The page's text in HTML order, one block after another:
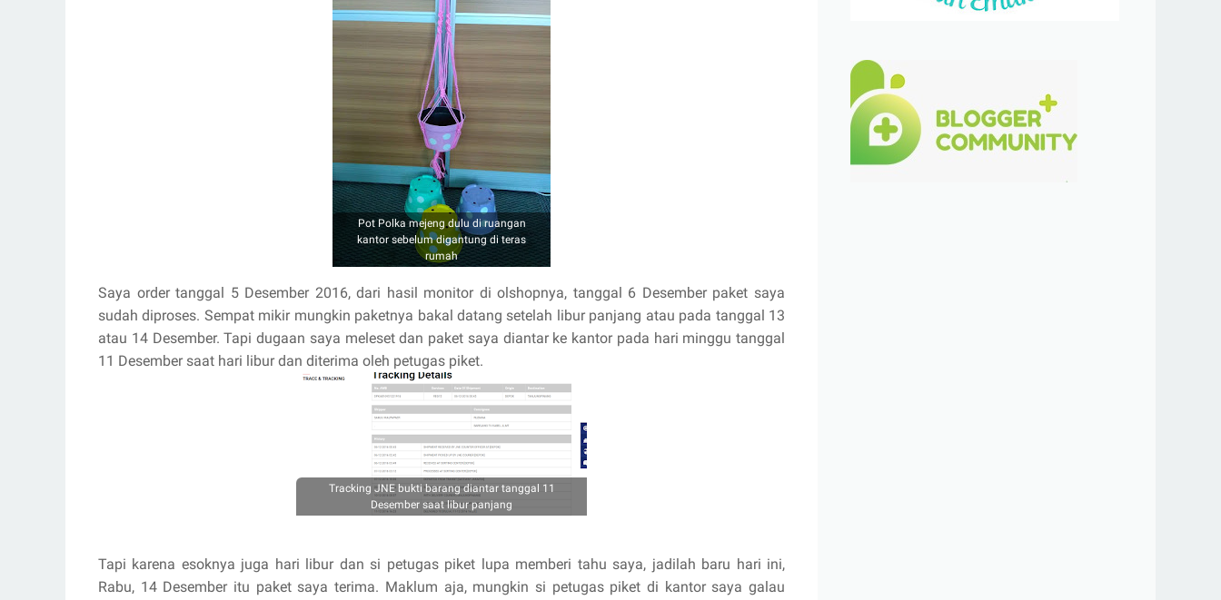
Pot Polka mejeng dulu di ruangan
kantor sebelum digantung di teras
rumah
Saya order tanggal 5 Desember 2016, dari hasil monitor di olshopnya, tanggal 6 Desember paket saya
sudah diproses. Sempat mikir mungkin paketnya bakal datang setelah libur panjang atau pada tanggal 13
atau 14 Desember. Tapi dugaan saya meleset dan paket saya diantar ke kantor pada hari minggu tanggal
11 Desember saat hari libur dan diterima oleh petugas piket.
Tracking JNE bukti barang diantar tanggal 11
Desember saat libur panjang
Tapi karena esoknya juga hari libur dan si petugas piket lupa memberi tahu saya, jadilah baru hari ini,
Rabu, 14 Desember itu paket saya terima. Maklum aja, mungkin si petugas piket di kantor saya galau